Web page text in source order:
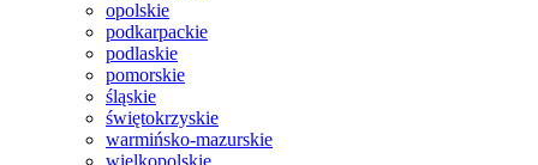
opolskie
podkarpackie
podlaskie
pomorskie
śląskie
świętokrzyskie
warmińsko-mazurskie
wielkopolskie